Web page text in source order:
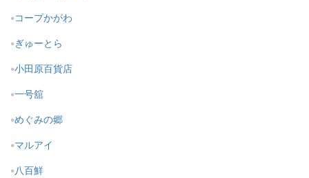
コープかがわ
ぎゅーとら
小田原百貨店
一号舘
めぐみの郷
マルアイ
八百鮮